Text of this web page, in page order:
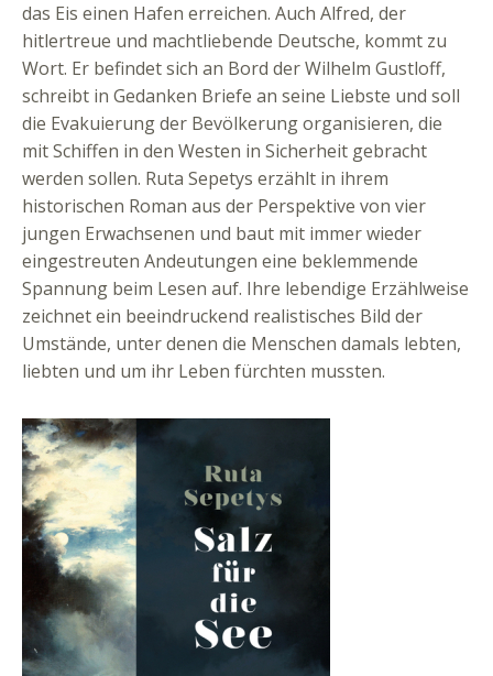
das Eis einen Hafen erreichen. Auch Alfred, der
hitlertreue und machtliebende Deutsche, kommt zu
Wort. Er befindet sich an Bord der Wilhelm Gustloff,
schreibt in Gedanken Briefe an seine Liebste und soll
die Evakuierung der Bevölkerung organisieren, die
mit Schiffen in den Westen in Sicherheit gebracht
werden sollen. Ruta Sepetys erzählt in ihrem
historischen Roman aus der Perspektive von vier
jungen Erwachsenen und baut mit immer wieder
eingestreuten Andeutungen eine beklemmende
Spannung beim Lesen auf. Ihre lebendige Erzählweise
zeichnet ein beeindruckend realistisches Bild der
Umstände, unter denen die Menschen damals lebten,
liebten und um ihr Leben fürchten mussten.